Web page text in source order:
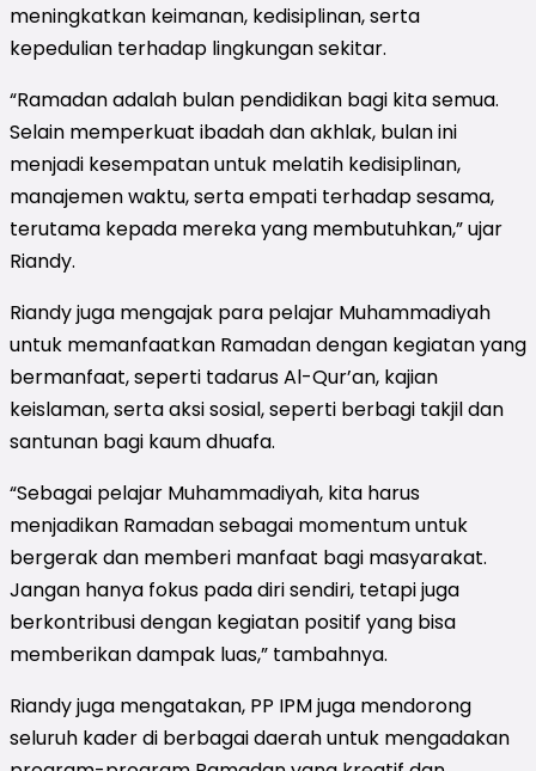
meningkatkan keimanan, kedisiplinan, serta
kepedulian terhadap lingkungan sekitar.
“Ramadan adalah bulan pendidikan bagi kita semua.
Selain memperkuat ibadah dan akhlak, bulan ini
menjadi kesempatan untuk melatih kedisiplinan,
manajemen waktu, serta empati terhadap sesama,
terutama kepada mereka yang membutuhkan,” ujar
Riandy.
Riandy juga mengajak para pelajar Muhammadiyah
untuk memanfaatkan Ramadan dengan kegiatan yang
bermanfaat, seperti tadarus Al-Qur’an, kajian
keislaman, serta aksi sosial, seperti berbagi takjil dan
santunan bagi kaum dhuafa.
“Sebagai pelajar Muhammadiyah, kita harus
menjadikan Ramadan sebagai momentum untuk
bergerak dan memberi manfaat bagi masyarakat.
Jangan hanya fokus pada diri sendiri, tetapi juga
berkontribusi dengan kegiatan positif yang bisa
memberikan dampak luas,” tambahnya.
Riandy juga mengatakan, PP IPM juga mendorong
seluruh kader di berbagai daerah untuk mengadakan